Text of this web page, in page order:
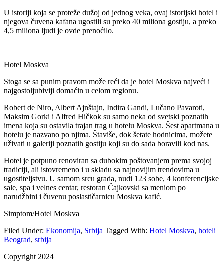
U istoriji koja se proteže dužoj od jednog veka, ovaj istorijski hotel i
njegova čuvena kafana ugostili su preko 40 miliona gostiju, a preko
4,5 miliona ljudi je ovde prenoćilo.
Hotel Moskva
Stoga se sa punim pravom može reći da je hotel Moskva najveći i
najgostoljubiviji domaćin u celom regionu.
Robert de Niro, Albert Ajnštajn, Indira Gandi, Lučano Pavaroti,
Maksim Gorki i Alfred Hičkok su samo neka od svetski poznatih
imena koja su ostavila trajan trag u hotelu Moskva. Šest apartmana u
hotelu je nazvano po njima. Štaviše, dok šetate hodnicima, možete
uživati u galeriji poznatih gostiju koji su do sada boravili kod nas.
Hotel je potpuno renoviran sa dubokim poštovanjem prema svojoj
tradiciji, ali istovremeno i u skladu sa najnovijim trendovima u
ugostiteljstvu. U samom srcu grada, nudi 123 sobe, 4 konferencijske
sale, spa i velnes centar, restoran Čajkovski sa meniom po
narudžbini i čuvenu poslastičarnicu Moskva kafić.
Simptom/Hotel Moskva
Filed Under: Ekonomija, Srbija Tagged With: Hotel Moskva, hoteli
Beograd, srbija
Copyright 2024